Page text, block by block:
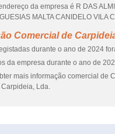
da empresa é R DAS
MALTA CANIDELO VILA
Comercial de
durante o ano de 2024
da empresa durante o ano de
mais informação comercial de
Carpideia, Lda.